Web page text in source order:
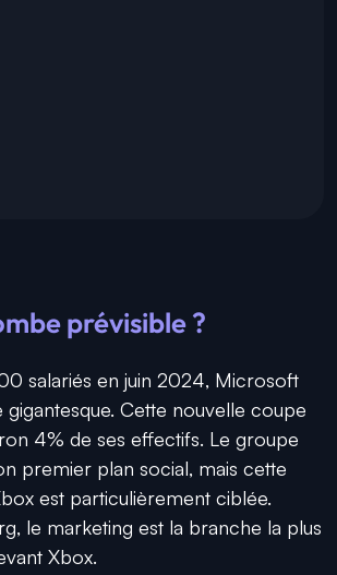
prévisible ?
salariés en juin 2024, Microsoft
gigantesque. Cette nouvelle coupe
4% de ses effectifs. Le groupe
premier plan social, mais cette
est particulièrement ciblée.
le marketing est la branche la plus
Xbox.